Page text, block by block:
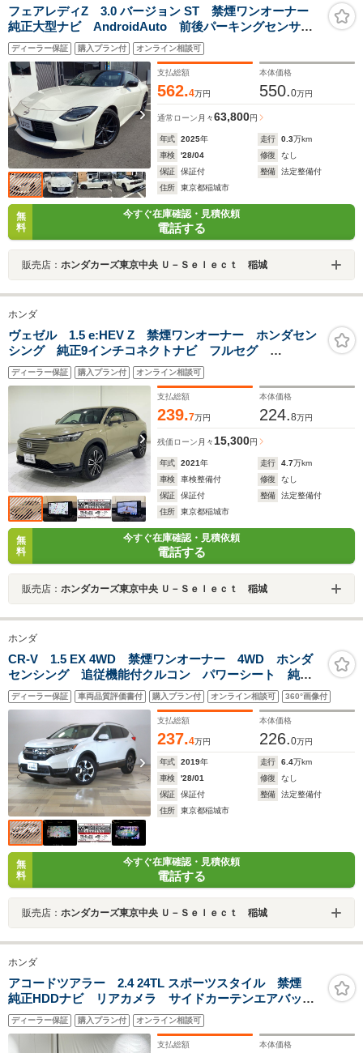
フェアレディZ 3.0 バージョン ST 禁煙ワンオーナー
純正大型ナビ AndroidAuto 前後パーキングセンサ
ー アドバンスドドライブアシスタントディスプレィ
インテリジェントクルーズコントロール ハーフレザー
シート パドルシフト
ディーラー保証 購入プラン付 オンライン相談可
支払総額
562.4万円
本体価格
550.0万円
通常ローン 月々63,800円
年式 2025年 走行 0.3万km
車検
'28/04 修復
なし
保証
保証付 整備
法定整備付
住所
東京都稲城市
無
料
今すぐ在庫確認・見積依頼
電話する
販売店： ホンダカーズ東京中央 Ｕ－Ｓｅｌｅｃｔ 稲城
ホンダ
ヴェゼル 1.5 e:HEV Z 禁煙ワンオーナー ホンダセン
シング 純正9インチコネクトナビ フルセグ
Bluetooth リアカメラ ETC 前後パーキングセンサ
ー ブラインドスポットインフォ 電動テールゲート
ディーラー保証 購入プラン付 オンライン相談可
支払総額
239.7万円
本体価格
224.8万円
残価ローン 月々15,300円
年式 2021年 走行 4.7万km
車検
車検整備付 修復
なし
保証
保証付 整備
法定整備付
住所
東京都稲城市
無
料
今すぐ在庫確認・見積依頼
電話する
販売店： ホンダカーズ東京中央 Ｕ－Ｓｅｌｅｃｔ 稲城
ホンダ
CR-V 1.5 EX 4WD 禁煙ワンオーナー 4WD ホンダ
センシング 追従機能付クルコン パワーシート 純正
ナビ Bluetoothオーディオ アップルカープレイ リア
カメラ BSI パドルシフト ETC2.0 スマートキー
ディーラー保証 車両品質評価書付 購入プラン付 オンライン相談可 360°画像付
支払総額
237.4万円
本体価格
226.0万円
年式 2019年 走行 6.4万km
車検
'28/01 修復
なし
保証
保証付 整備
法定整備付
住所
東京都稲城市
無
料
今すぐ在庫確認・見積依頼
電話する
販売店： ホンダカーズ東京中央 Ｕ－Ｓｅｌｅｃｔ 稲城
ホンダ
アコードツアラー 2.4 24TL スポーツスタイル 禁煙
純正HDDナビ リアカメラ サイドカーテンエアバッ
ク 弊社下取りワンオーナー パワーテールゲート 横
滑り防止装置 電動シート ミュージックサーバー 地
デジ CD/DVD 車検整備2年付き
ディーラー保証 購入プラン付 オンライン相談可
支払総額 本体価格